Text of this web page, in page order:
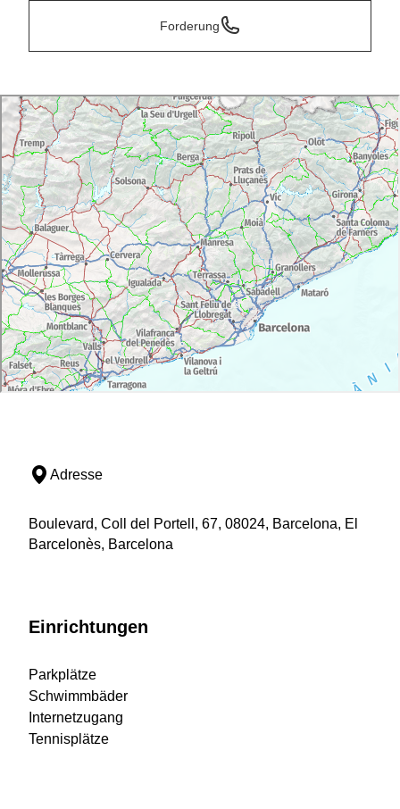
Forderung
Adresse
Boulevard, Coll del Portell, 67, 08024, Barcelona, El
Barcelonès, Barcelona
Einrichtungen
Parkplätze
Schwimmbäder
Internetzugang
Tennisplätze